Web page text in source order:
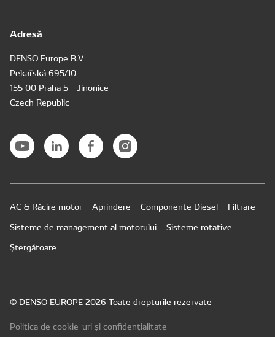
Adresă
DENSO Europe B.V
Pekařská 695/10
155 00 Praha 5 - Jinonice
Czech Republic
AC & Răcire motor Aprindere Componente Diesel
Filtrare
Sisteme de management al motorului
Sisteme rotative
Ștergătoare
© DENSO EUROPE 2026 Toate drepturile rezervate
Politica de cookie-uri și confidențialitate